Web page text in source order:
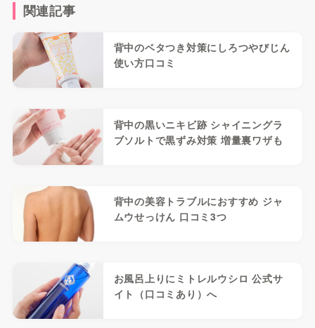
関連記事
背中のベタつき対策にしろつやびじん
使い方口コミ
背中の黒いニキビ跡 シャイニングラ
ブソルトで黒ずみ対策 増量裏ワザも
背中の美容トラブルにおすすめ ジャ
ムウせっけん 口コミ3つ
お風呂上りにミトレルウシロ 公式サ
イト（口コミあり）へ